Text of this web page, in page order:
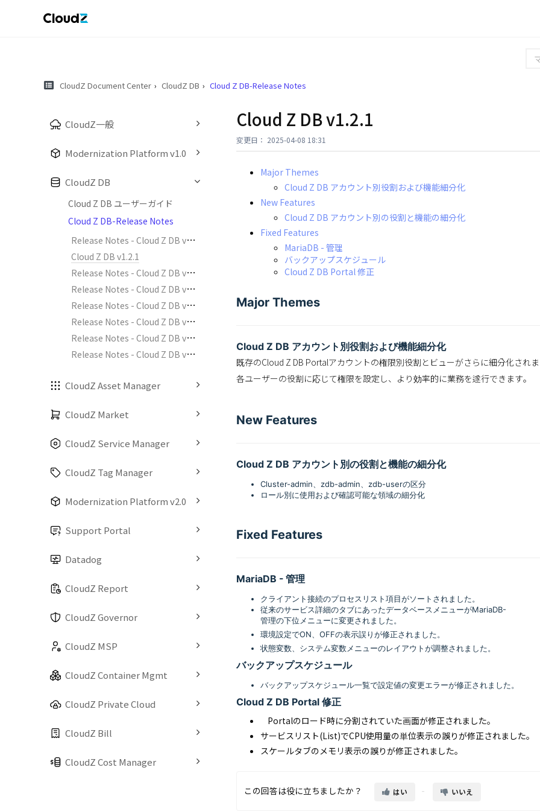
CloudZ Document Center CloudZ DB Cloud Z DB-Release Notes
CloudZ一般
Modernization Platform v1.0
CloudZ DB
Cloud Z DB ユーザーガイド
Cloud Z DB-Release Notes
R
elease Notes - Cloud Z DB v1.2.2
Cloud Z DB v1.2.1
R
elease Notes - Cloud Z DB v1.2.0
R
elease Notes - Cloud Z DB v1.1.0
R
elease Notes - Cloud Z DB v1.4.0
R
elease Notes - Cloud Z DB v2.0.0
R
elease Notes - Cloud Z DB v2.2.0
R
elease Notes - Cloud Z DB v2.2.1
CloudZ Asset Manager
CloudZ Market
CloudZ Service Manager
CloudZ Tag Manager
Modernization Platform v2.0
Support Portal
Datadog
CloudZ Report
CloudZ Governor
CloudZ MSP
CloudZ Container Mgmt
CloudZ Private Cloud
CloudZ Bill
CloudZ Cost Manager
Cloud Z DB v1.2.1
変更日： 2025-04-08 18:31
Major Themes
Cloud Z DB アカウント別役割および機能細分化
New Features
Cloud Z DB アカウント別の役割と機能の細分化
Fixed Features
MariaDB - 管理
バックアップスケジュール
Cloud Z DB Portal 修正
Major Themes
Cloud Z DB アカウント別役割および機能細分化
既存のCloud Z DB Portalアカウントの権限別役割とビューがさらに細分化され
各ユーザーの役割に応じて権限を設定し、より効率的に業務を遂行できます。
New Features
Cloud Z DB アカウント別の役割と機能の細分化
Cluster-admin、zdb-admin、zdb-userの区分
ロール別に使用および確認可能な領域の細分化
Fixed Features
MariaDB - 管理
クライアント接続のプロセスリスト項目がソートされました。
従来のサービス詳細のタブにあったデータベースメニューがMariaDB-
管理の下位メニューに変更されました。
環境設定でON、OFFの表示誤りが修正されました。
状態変数、システム変数メニューのレイアウトが調整されました。
バックアップスケジュール
バックアップスケジュール一覧で設定値の変更エラーが修正されました。
Cloud Z DB Portal 修正
Portalのロード時に分割されていた画面が修正されました。
サービスリスト(List)でCPU使用量の単位表示の誤りが修正されました。
スケールタブのメモリ表示の誤りが修正されました。
この回答は役に立ちましたか？ はい いいえ